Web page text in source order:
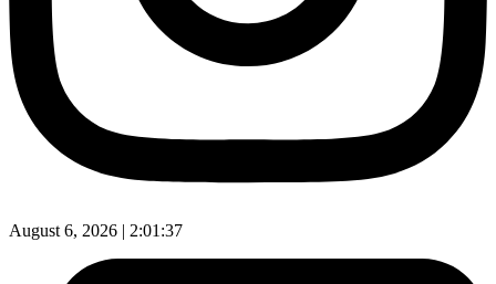
August 6, 2026 | 2:01:38